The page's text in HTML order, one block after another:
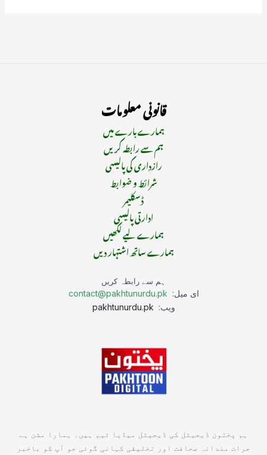
قانونی معلومات
ہمارے بارے میں
ہم سے رابطہ کریں
رازداری کی پالیسی
شرائط و ضوابط
ڈسکلیمر
ادارتی پالیسی
ہمارے لیے لکھیں
ہمارے ساتھ اشتہار دیں
ہم سے رابطہ کریں
ای میل: contact@pakhtunurdu.pk
ویب:
ہم پختون ڈیجیٹل کی ڈیجیٹل میڈیا ٹیم ہیں۔ ہمارا مشن ہے
جرات مندانہ صحافت اور تخلیقی کہانی گوئی جو آپ کو باخبر